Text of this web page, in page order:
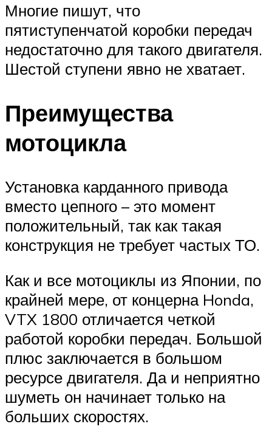
Многие пишут, что
пятиступенчатой коробки передач
недостаточно для такого двигателя.
Шестой ступени явно не хватает.
Преимущества
мотоцикла
Установка карданного привода
вместо цепного – это момент
положительный, так как такая
конструкция не требует частых ТО.
Как и все мотоциклы из Японии, по
крайней мере, от концерна Honda,
VTX 1800 отличается четкой
работой коробки передач. Большой
плюс заключается в большом
ресурсе двигателя. Да и неприятно
шуметь он начинает только на
больших скоростях.